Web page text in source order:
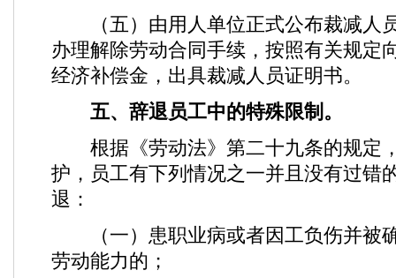
（五）由用人单位正式公布裁减人
办理解除劳动合同手续，按照有关规定
经济补偿金，出具裁减人员证明书。
五、辞退员工中的特殊限制。
根据《劳动法》第二十九条的规定
护，员工有下列情况之一并且没有过错
退：
（一）患职业病或者因工负伤并被
劳动能力的；